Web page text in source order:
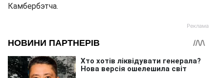
Камбербэтча.